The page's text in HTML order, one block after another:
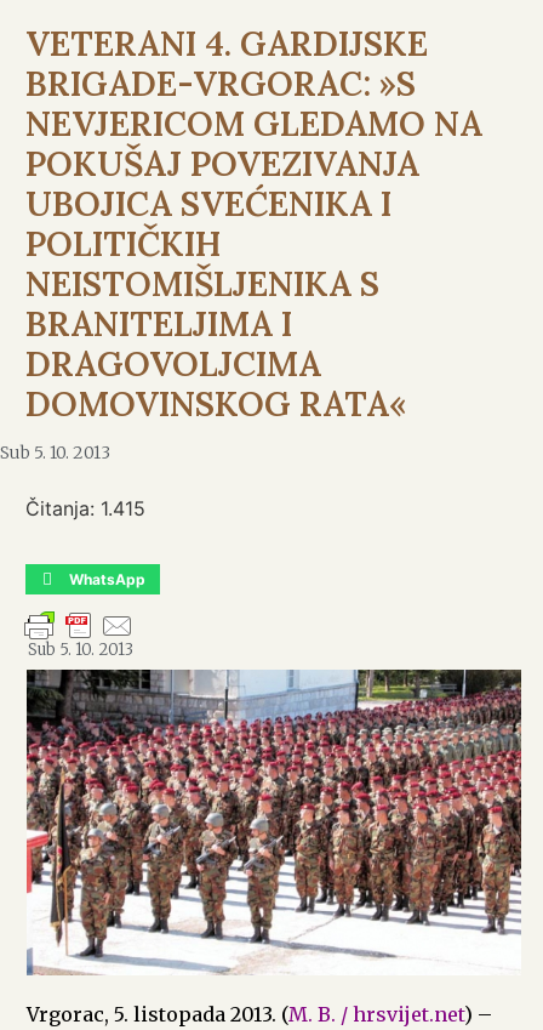
VETERANI 4. GARDIJSKE
BRIGADE-VRGORAC: »S
NEVJERICOM GLEDAMO NA
POKUŠAJ POVEZIVANJA
UBOJICA SVEĆENIKA I
POLITIČKIH
NEISTOMIŠLJENIKA S
BRANITELJIMA I
DRAGOVOLJCIMA
DOMOVINSKOG RATA«
Sub 5. 10. 2013
Čitanja: 1.415
WhatsApp
Sub 5. 10. 2013
Vrgorac, 5. listopada 2013. (M. B. / hrsvijet.net) –